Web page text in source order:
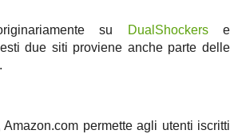
su DualShockerse
due siti proviene anche parte delle
permette agli utenti iscritti